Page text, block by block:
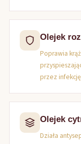
Olejek
Poprawia
przez
Olejek
Działa